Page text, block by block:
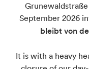
Berlin
September 2026
bleibt von
It is with a heavy